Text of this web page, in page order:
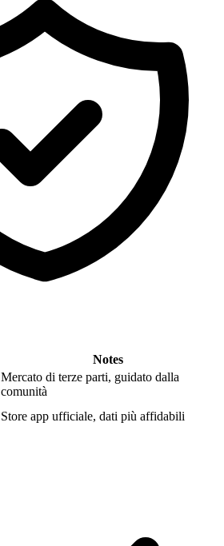
Notes
Mercato di terze parti, guidato dalla
comunità
Store app ufficiale, dati più affidabili